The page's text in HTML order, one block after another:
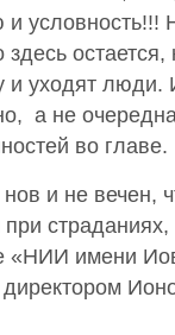
условность!!!
остается,
и уходят
а не
во главе.
и не вечен,
«НИИ имени